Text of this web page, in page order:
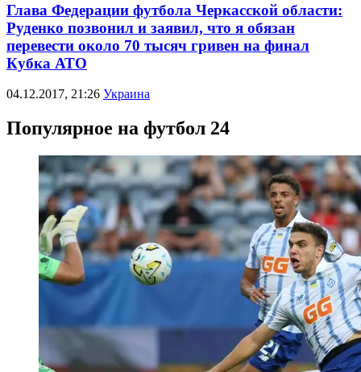
Глава Федерации футбола Черкасской области:
Руденко позвонил и заявил, что я обязан
перевести около 70 тысяч гривен на финал
Кубка АТО
04.12.2017, 21:26 Украина
Популярное на футбол 24